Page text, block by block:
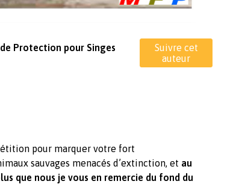
Protection pour Singes
Suivre cet
auteur
pour marquer votre fort
sauvages menacés d’extinction, et au
que nous je vous en remercie du fond du